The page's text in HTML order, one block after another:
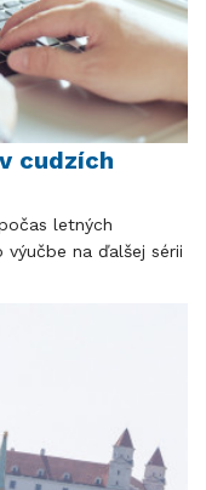
cudzích
letných
na ďalšej sérii